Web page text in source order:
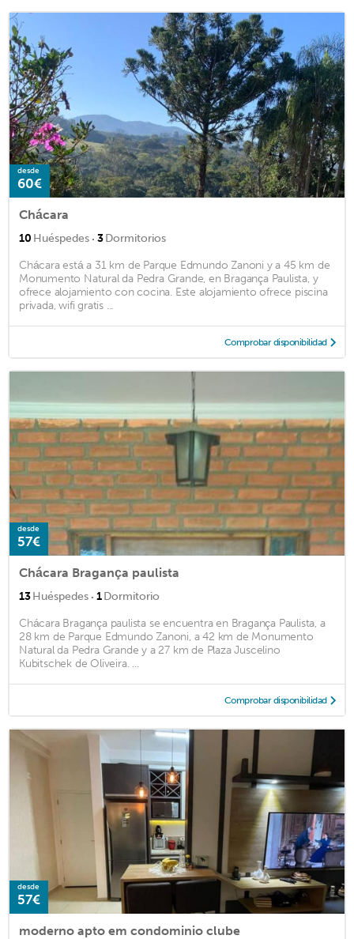
desde
60€
Chácara
10 Huéspedes · 3Dormitorios
Chácara está a 31 km de Parque Edmundo Zanoni y a 45 km de
Monumento Natural da Pedra Grande, en Bragança Paulista, y
ofrece alojamiento con cocina. Este alojamiento ofrece piscina
privada, wifi gratis ...
Comprobar disponibilidad
desde
57€
Chácara Bragança paulista
13Huéspedes · 1Dormitorio
Chácara Bragança paulista se encuentra en Bragança Paulista, a
28 km de Parque Edmundo Zanoni, a 42 km de Monumento
Natural da Pedra Grande y a 27 km de Plaza Juscelino
Kubitschek de Oliveira. ...
Comprobar disponibilidad
desde
57€
moderno apto em condominio clube